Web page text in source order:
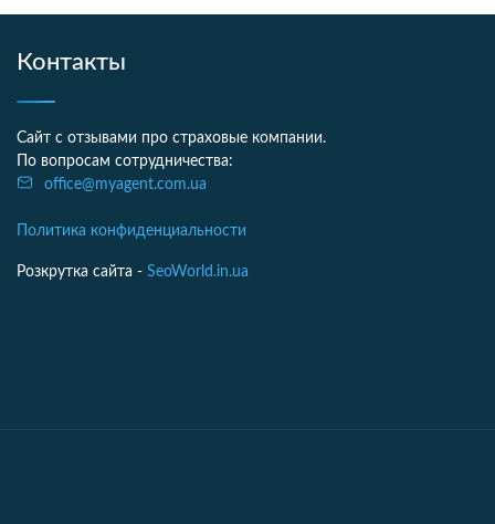
Контакты
Сайт с отзывами про страховые компании.
По вопросам сотрудничества:
office@myagent.com.ua
Политика конфиденциальности
Розкрутка сайта - SeoWorld.in.ua